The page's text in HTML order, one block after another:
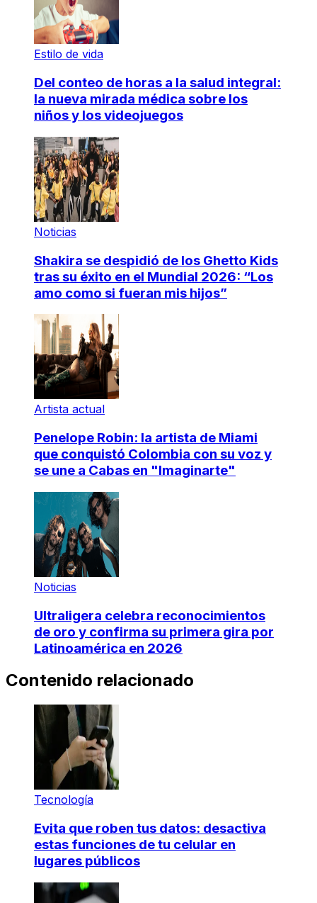
Estilo de vida
Del conteo de horas a la salud integral:
la nueva mirada médica sobre los
niños y los videojuegos
Noticias
Shakira se despidió de los Ghetto Kids
tras su éxito en el Mundial 2026: “Los
amo como si fueran mis hijos”
Artista actual
Penelope Robin: la artista de Miami
que conquistó Colombia con su voz y
se une a Cabas en "Imaginarte"
Noticias
Ultraligera celebra reconocimientos
de oro y confirma su primera gira por
Latinoamérica en 2026
Contenido relacionado
Tecnología
Evita que roben tus datos: desactiva
estas funciones de tu celular en
lugares públicos